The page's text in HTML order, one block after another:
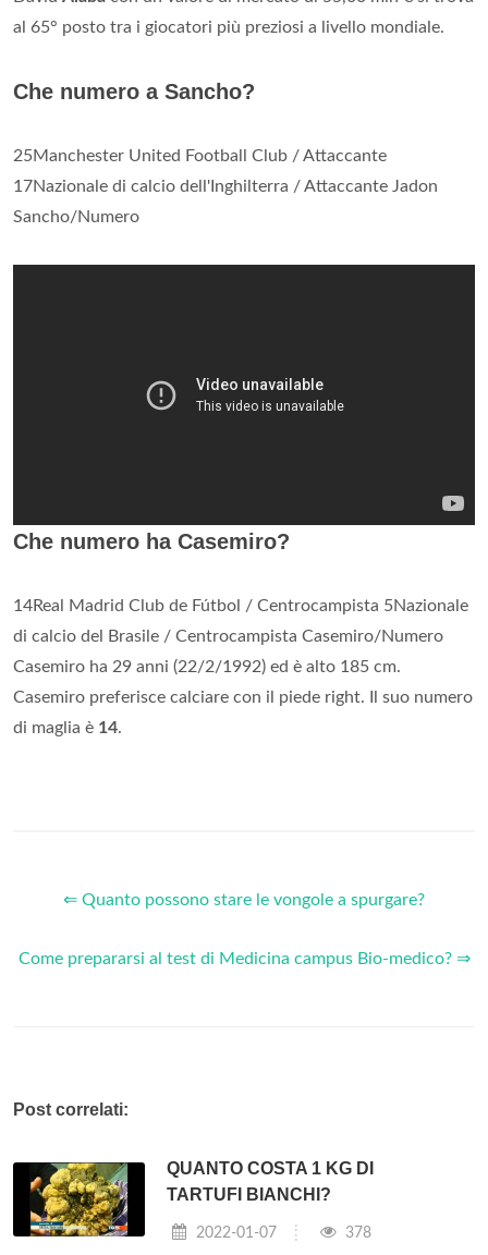
al 65° posto tra i giocatori più preziosi a livello mondiale.
Che numero a Sancho?
25Manchester United Football Club / Attaccante
17Nazionale di calcio dell'Inghilterra / Attaccante Jadon
Sancho/Numero
Che numero ha Casemiro?
14Real Madrid Club de Fútbol / Centrocampista 5Nazionale
di calcio del Brasile / Centrocampista Casemiro/Numero
Casemiro ha 29 anni (22/2/1992) ed è alto 185 cm.
Casemiro preferisce calciare con il piede right. Il suo numero
di maglia è 14.
⇐ Quanto possono stare le vongole a spurgare?
Come prepararsi al test di Medicina campus Bio-medico? ⇒
Post correlati:
QUANTO COSTA 1 KG DI
TARTUFI BIANCHI?
2022-01-07 378